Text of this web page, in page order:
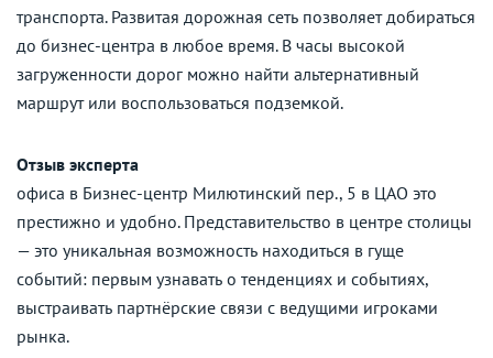
транспорта. Развитая дорожная сеть позволяет добираться
до бизнес-центра в любое время. В часы высокой
загруженности дорог можно найти альтернативный
маршрут или воспользоваться подземкой.
Отзыв эксперта
офиса в Бизнес-центр Милютинский пер., 5 в ЦАО это
престижно и удобно. Представительство в центре столицы
— это уникальная возможность находиться в гуще
событий: первым узнавать о тенденциях и событиях,
выстраивать партнёрские связи с ведущими игроками
рынка.